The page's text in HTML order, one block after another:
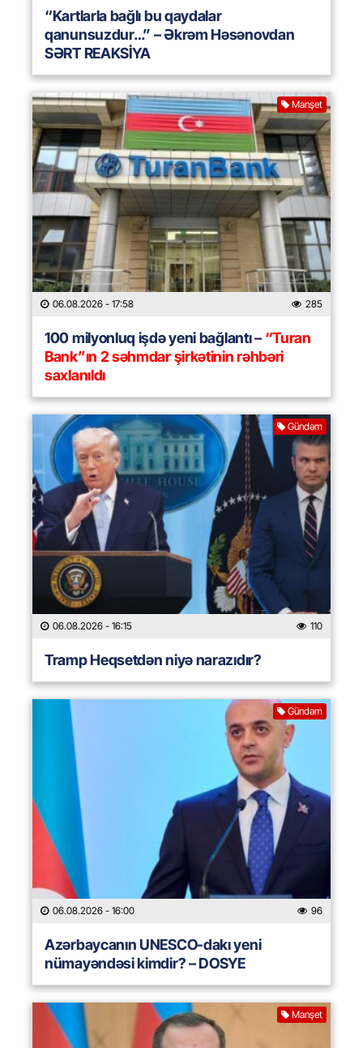
“Kartlarla bağlı bu qaydalar
qanunsuzdur…” – Əkrəm Həsənovdan
SƏRT REAKSİYA
Manşet
06.08.2026 - 17:58 285
100 milyonluq işdə yeni bağlantı –“Turan
Bank”ın 2 səhmdar şirkətinin rəhbəri
saxlanıldı
Gündəm
06.08.2026 - 16:15 110
Tramp Heqsetdən niyə narazıdır?
Gündəm
06.08.2026 - 16:00 96
Azərbaycanın UNESCO-dakı yeni
nümayəndəsi kimdir? – DOSYE
Manşet